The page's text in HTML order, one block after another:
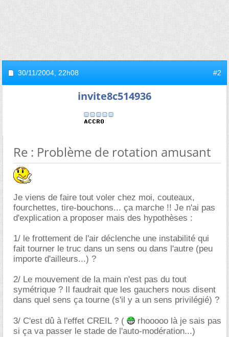
30/11/2004, 22h08 #2
invite8c514936
Re : Problème de rotation amusant
Je viens de faire tout voler chez moi, couteaux,
fourchettes, tire-bouchons... ça marche !! Je n'ai pas
d'explication a proposer mais des hypothèses :
1/ le frottement de l'air déclenche une instabilité qui
fait tourner le truc dans un sens ou dans l'autre (peu
importe d'ailleurs...) ?
2/ Le mouvement de la main n'est pas du tout
symétrique ? Il faudrait que les gauchers nous disent
dans quel sens ça tourne (s'il y a un sens privilégié) ?
3/ C'est dû à l'effet CREIL ? (
rhooooo là je sais pas
si ça va passer le stade de l'auto-modération...)